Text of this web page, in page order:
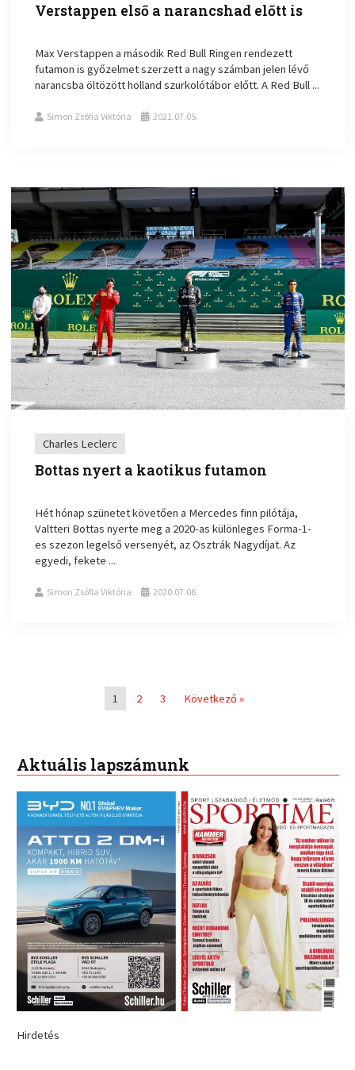
Verstappen első a narancshad előtt is
Max Verstappen a második Red Bull Ringen rendezett
futamon is győzelmet szerzett a nagy számban jelen lévő
narancsba öltözött holland szurkolótábor előtt. A Red Bull ...
Simon Zsófia Viktória 2021.07.05.
Charles Leclerc
Bottas nyert a kaotikus futamon
Hét hónap szünetet követően a Mercedes finn pilótája,
Valtteri Bottas nyerte meg a 2020-as különleges Forma-1-
es szezon legelső versenyét, az Osztrák Nagydíjat. Az
egyedi, fekete ...
Simon Zsófia Viktória 2020.07.06.
1 2 3 Következő »
Aktuális lapszámunk
Hirdetés